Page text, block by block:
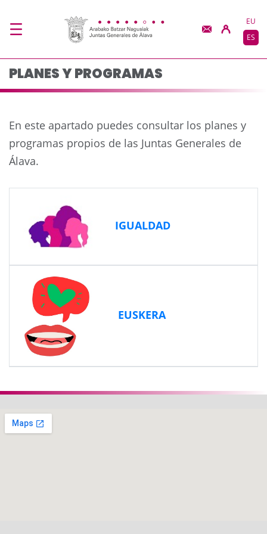
Planes y programas -
EU
ES
PLANES Y PROGRAMAS
Anterior
En este apartado puedes consultar los planes y
programas propios de las Juntas Generales de
Álava.
IGUALDAD
EUSKERA